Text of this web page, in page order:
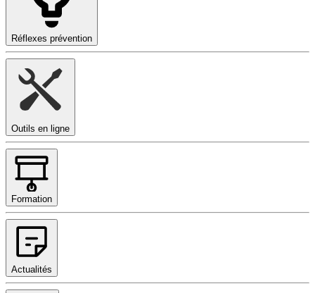
Réflexes prévention
Outils en ligne
Formation
Actualités